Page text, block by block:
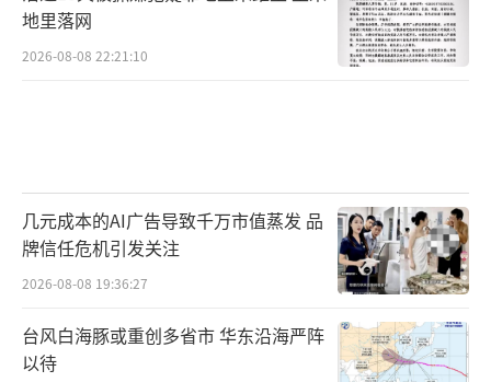
地里落网
2026-08-08 22:21:10
几元成本的AI广告导致千万市值蒸发 品
牌信任危机引发关注
2026-08-08 19:36:27
台风白海豚或重创多省市 华东沿海严阵
以待